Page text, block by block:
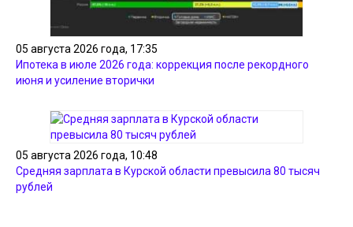
05 августа 2026 года, 17:35
Ипотека в июле 2026 года: коррекция после рекордного
июня и усиление вторички
05 августа 2026 года, 10:48
Средняя зарплата в Курской области превысила 80 тысяч
рублей